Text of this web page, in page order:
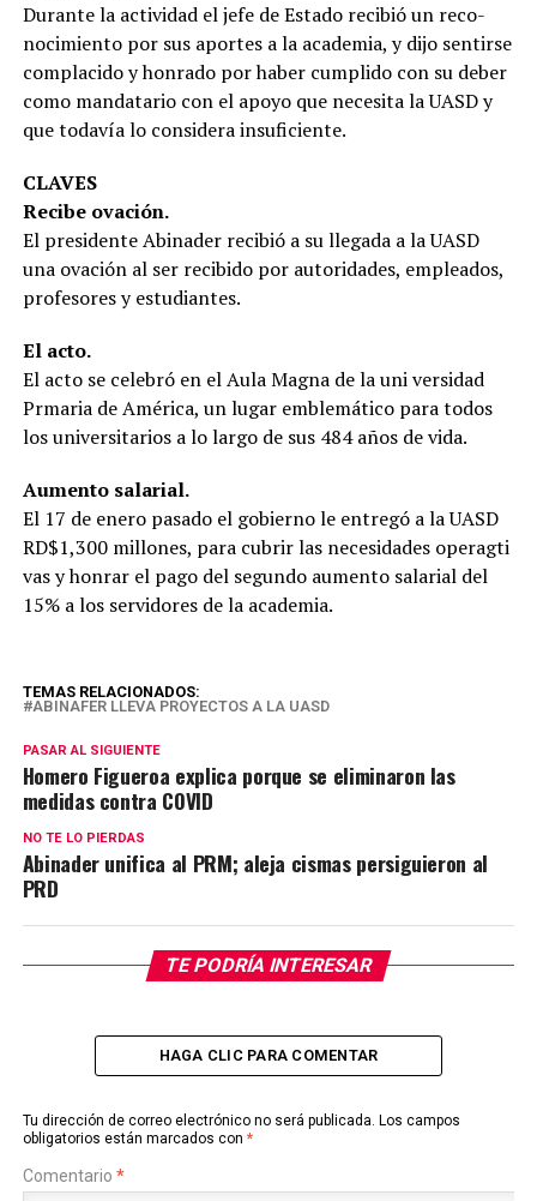
Durante la actividad el jefe de Estado recibió un reco­
nocimiento por sus aportes a la academia, y dijo sen­tirse
complacido y honra­do por haber cumplido con su deber
como mandatario con el apoyo que necesita la UASD y
que todavía lo con­sidera insuficiente.
CLAVES
Recibe ovación.
El presidente Abinader recibió a su llegada a la UASD
una ovación al ser recibido por autorida­des, empleados,
profe­sores y estudiantes.
El acto.
El acto se celebró en el Aula Magna de la uni versidad
Prmaria de América, un lugar em­blemático para todos
los universitarios a lo largo de sus 484 años de vida.
Aumento salarial.
El 17 de enero pasado el gobierno le entregó a la UASD
RD$1,300 millo­nes, para cubrir las ne­cesidades operagti
vas y honrar el pago del se­gundo aumento salarial del
15% a los servidores de la academia.
TEMAS RELACIONADOS:
ABINAFER LLEVA PROYECTOS A LA UASD
PASAR AL SIGUIENTE
Homero Figueroa explica porque se eliminaron las
medidas contra COVID
NO TE LO PIERDAS
Abinader unifica al PRM; aleja cismas persiguieron al
PRD
TE PODRÍA INTERESAR
HAGA CLIC PARA COMENTAR
Tu dirección de correo electrónico no será publicada. Los campos
obligatorios están marcados con *
Comentario *